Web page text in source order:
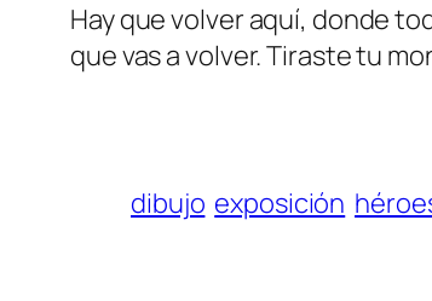
Hay que volver aquí, donde
que vas a volver. Tiraste tu
dibujo exposición